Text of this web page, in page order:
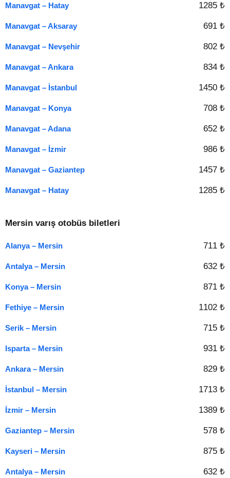
Manavgat – Hatay 1285 ₺
Manavgat – Aksaray 691 ₺
Manavgat – Nevşehir 802 ₺
Manavgat – Ankara 834 ₺
Manavgat – İstanbul 1450 ₺
Manavgat – Konya 708 ₺
Manavgat – Adana 652 ₺
Manavgat – İzmir 986 ₺
Manavgat – Gaziantep 1457 ₺
Manavgat – Hatay 1285 ₺
Mersin varış otobüs biletleri
Alanya – Mersin 711 ₺
Antalya – Mersin 632 ₺
Konya – Mersin 871 ₺
Fethiye – Mersin 1102 ₺
Serik – Mersin 715 ₺
Isparta – Mersin 931 ₺
Ankara – Mersin 829 ₺
İstanbul – Mersin 1713 ₺
İzmir – Mersin 1389 ₺
Gaziantep – Mersin 578 ₺
Kayseri – Mersin 875 ₺
Antalya – Mersin 632 ₺